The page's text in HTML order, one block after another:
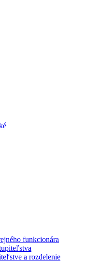
funkcionára
a rozdelenie